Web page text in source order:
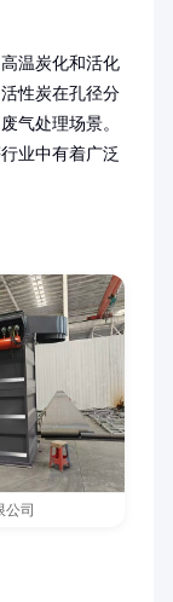
温炭化和活化
性炭在孔径分
气处理场景。
业中有着广泛
公司